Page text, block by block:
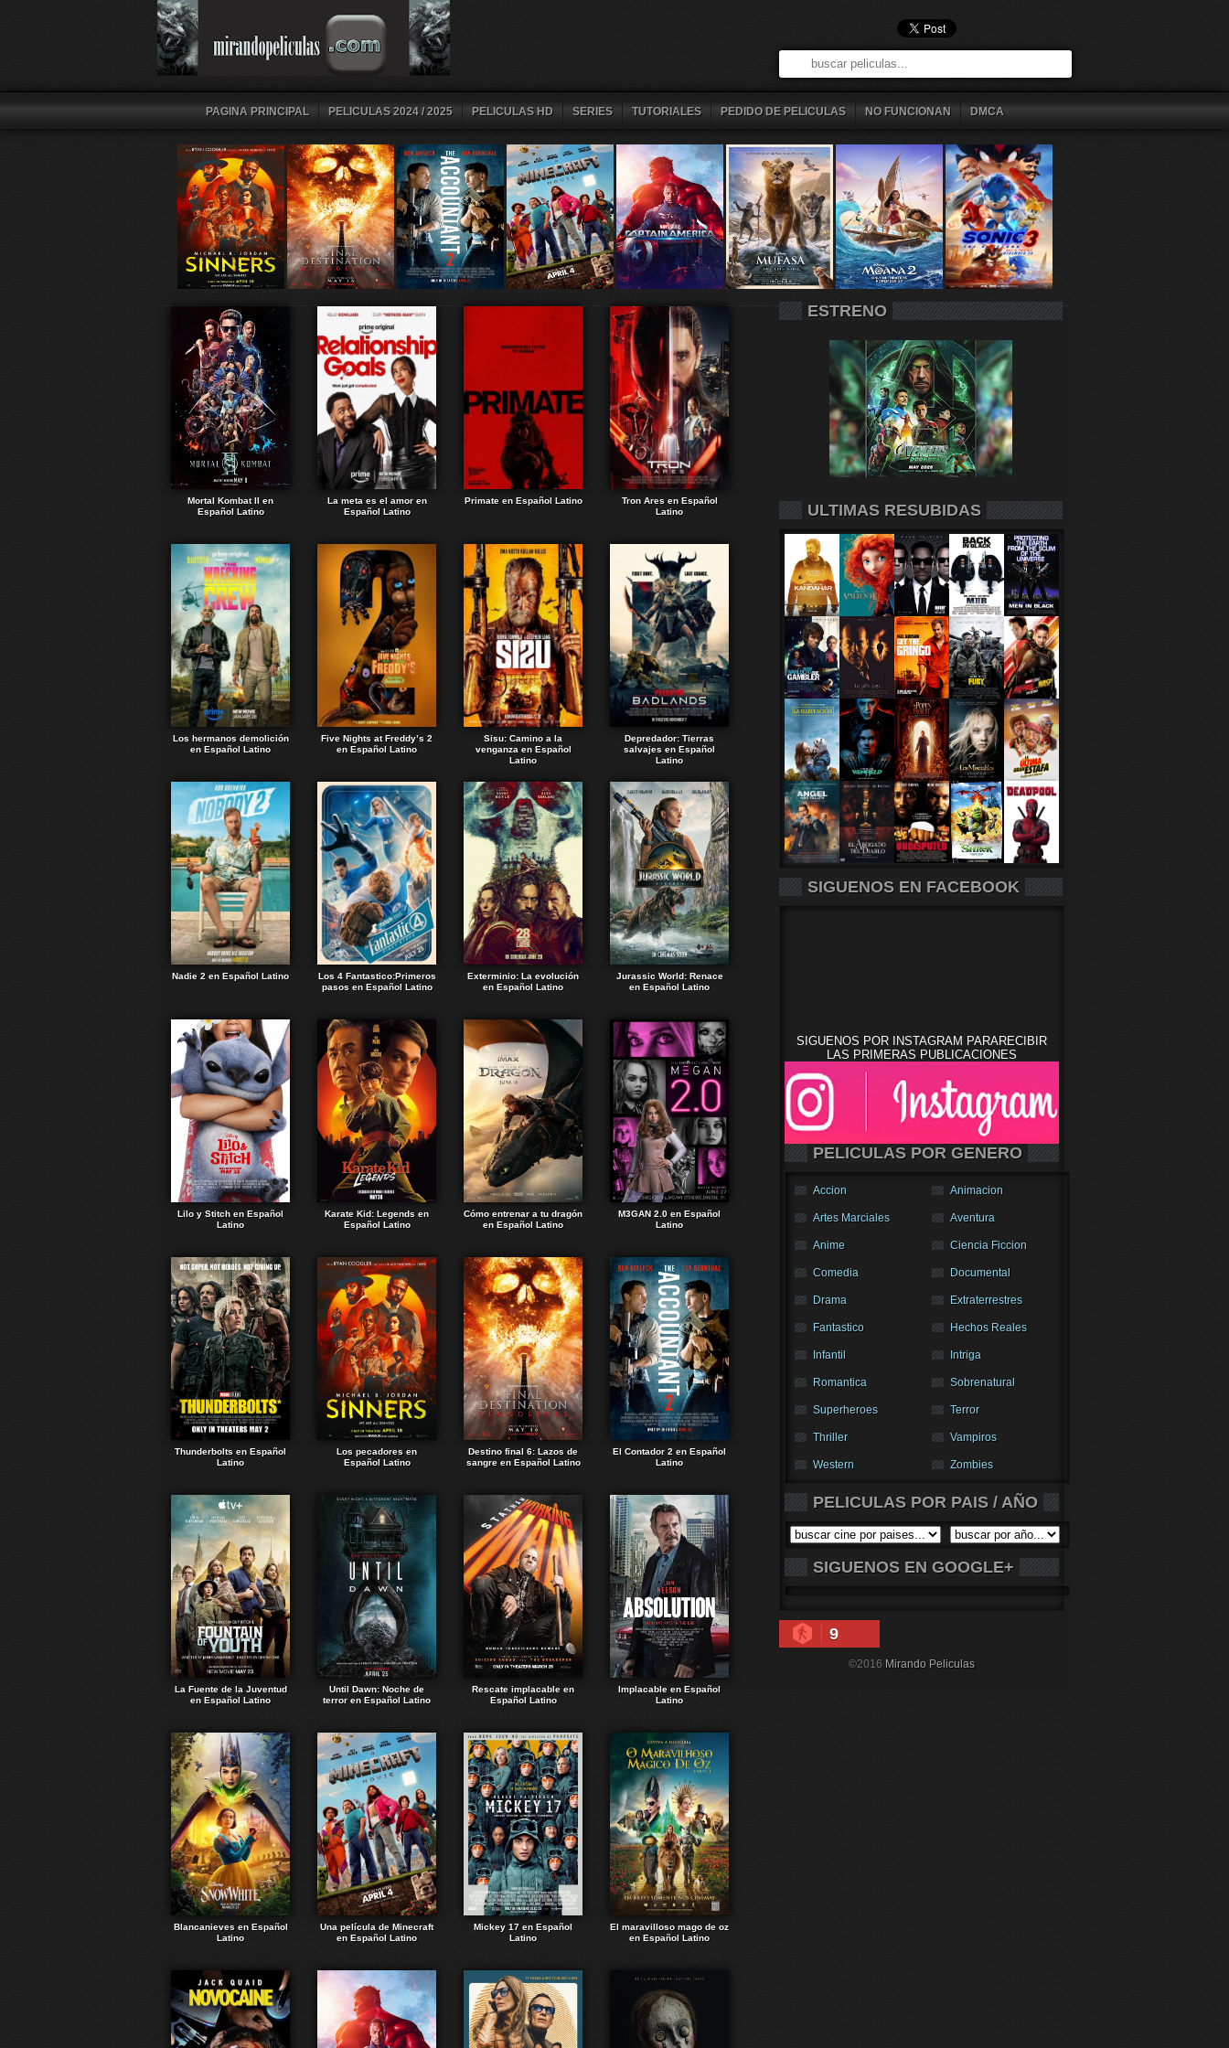
PAGINA PRINCIPAL PELICULAS 2024 / 2025 PELICULAS HD SERIES TUTORIALES PEDIDO DE PELICULAS NO FUNCIONAN DMCA
Mortal Kombat II en
Español Latino
La meta es el amor en
Español Latino
Primate en Español Latino
Tron Ares en Español
Latino
Los hermanos demolición
en Español Latino
Five Nights at Freddy’s 2
en Español Latino
Sisu: Camino a la
venganza en Español
Latino
Depredador: Tierras
salvajes en Español
Latino
Nadie 2 en Español Latino
Los 4 Fantastico:Primeros
pasos en Español Latino
Exterminio: La evolución
en Español Latino
Jurassic World: Renace
en Español Latino
Lilo y Stitch en Español
Latino
Karate Kid: Legends en
Español Latino
Cómo entrenar a tu dragón
en Español Latino
M3GAN 2.0 en Español
Latino
Thunderbolts en Español
Latino
Los pecadores en
Español Latino
Destino final 6: Lazos de
sangre en Español Latino
El Contador 2 en Español
Latino
La Fuente de la Juventud
en Español Latino
Until Dawn: Noche de
terror en Español Latino
Rescate implacable en
Español Latino
Implacable en Español
Latino
Blancanieves en Español
Latino
Una película de Minecraft
en Español Latino
Mickey 17 en Español
Latino
El maravilloso mago de oz
en Español Latino
ESTRENO
ULTIMAS RESUBIDAS
SIGUENOS EN FACEBOOK
SIGUENOS POR INSTAGRAM PARARECIBIR
LAS PRIMERAS PUBLICACIONES
PELICULAS POR GENERO
Accion Animacion
Artes Marciales Aventura
Anime Ciencia Ficcion
Comedia Documental
Drama Extraterrestres
Fantastico Hechos Reales
Infantil Intriga
Romantica Sobrenatural
Superheroes Terror
Thriller Vampiros
Western Zombies
PELICULAS POR PAIS / AÑO
SIGUENOS EN GOOGLE+
9
©2016 Mirando Peliculas